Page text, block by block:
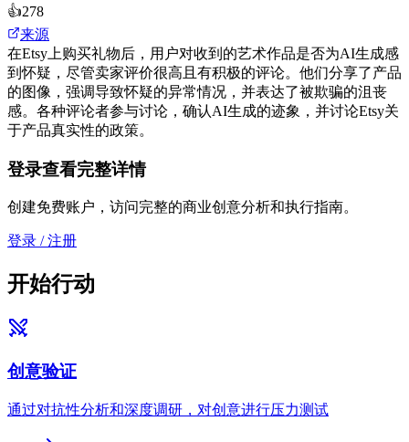
👍278
来源
在Etsy上购买礼物后，用户对收到的艺术作品是否为AI生成感
到怀疑，尽管卖家评价很高且有积极的评论。他们分享了产品
的图像，强调导致怀疑的异常情况，并表达了被欺骗的沮丧
感。各种评论者参与讨论，确认AI生成的迹象，并讨论Etsy关
于产品真实性的政策。
登录查看完整详情
创建免费账户，访问完整的商业创意分析和执行指南。
登录 / 注册
开始行动
创意验证
通过对抗性分析和深度调研，对创意进行压力测试